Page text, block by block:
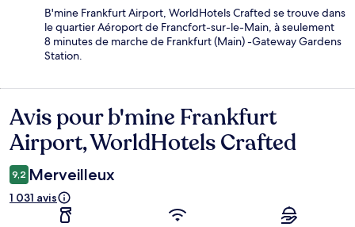
B'mine Frankfurt Airport, WorldHotels Crafted se trouve dans
le quartier Aéroport de Francfort-sur-le-Main, à seulement
8 minutes de marche de Frankfurt (Main) -Gateway Gardens
Station.
Avis
Avis pour b'mine Frankfurt
Airport, WorldHotels Crafted
9,2 Merveilleux
1 031 avis